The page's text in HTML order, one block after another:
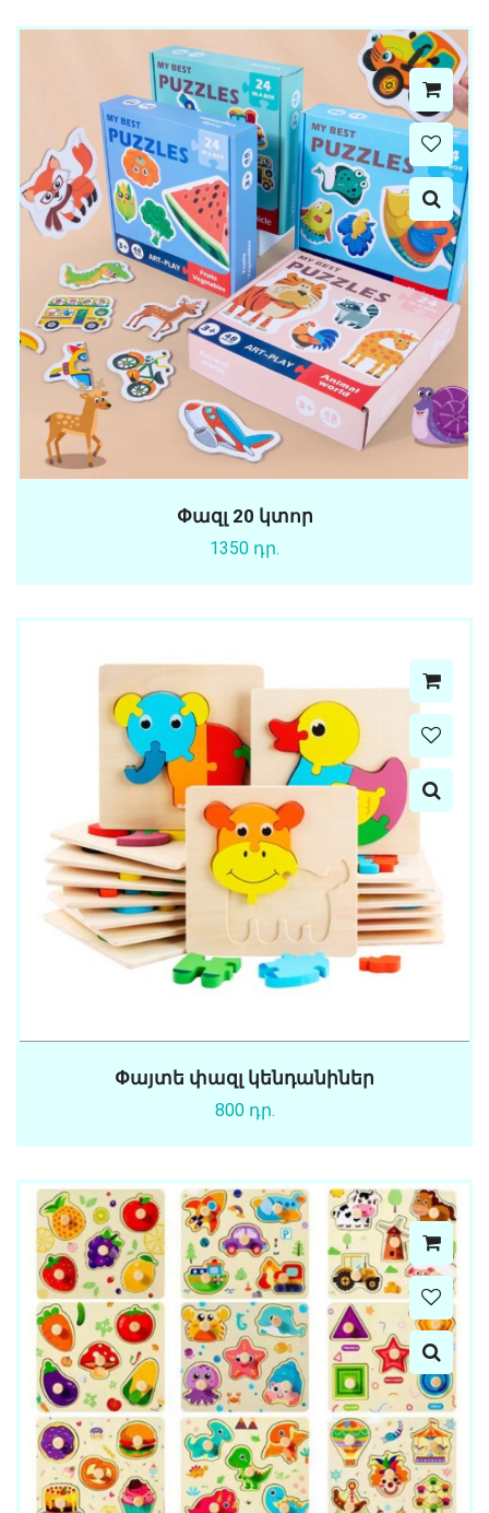
Փազլ 20 կտոր
1350 դր.
Փայտե փազլ կենդանիներ
800 դր.